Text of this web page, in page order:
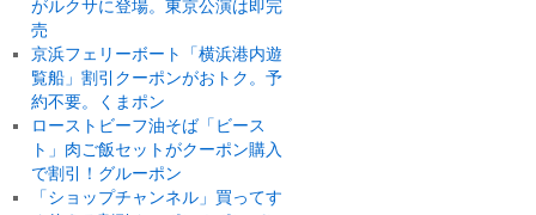
がルクサに登場。東京公演は即完
売
京浜フェリーボート「横浜港内遊
覧船」割引クーポンがおトク。予
約不要。くまポン
ローストビーフ油そば「ビース
ト」肉ご飯セットがクーポン購入
で割引！グルーポン
「ショップチャンネル」買ってす